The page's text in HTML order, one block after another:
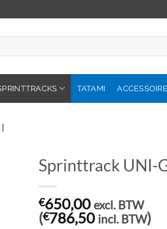
TATAMI
Sprinttrack UNI-
€650,00 excl. BTW
(€786,50 incl. BTW)